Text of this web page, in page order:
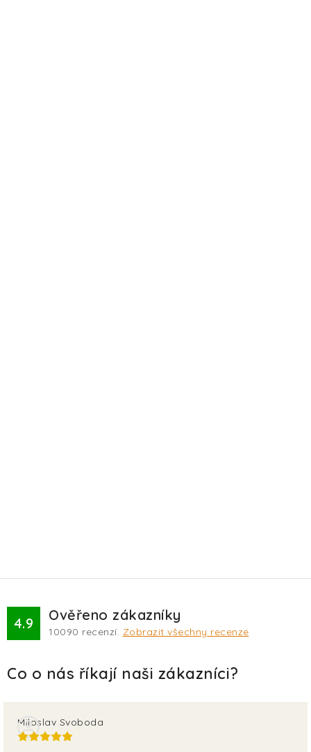
4.9 Ověřeno zákazníky
10090 recenzí. Zobrazit všechny recenze
Miloslav Svoboda